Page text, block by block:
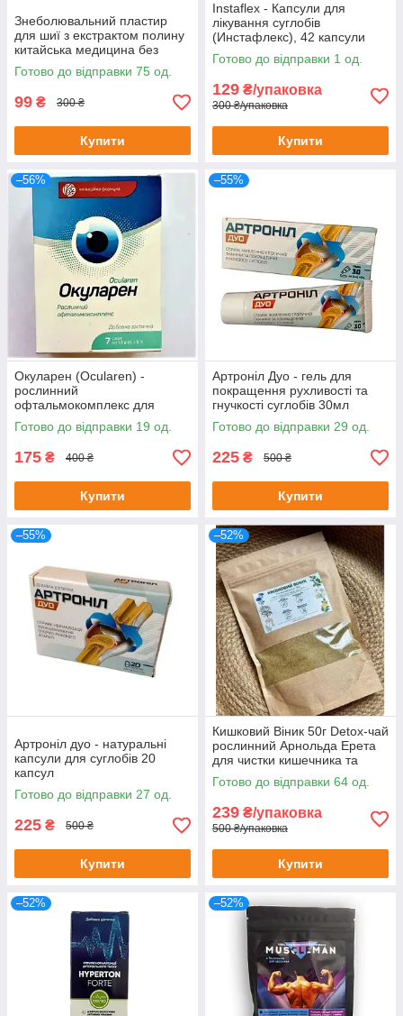
Знеболювальний пластир
для шиї з екстрактом полину
китайська медицина без
картонного паковання
Готово до відправки 75 од.
99 ₴ 300 ₴
Купити
Instaflex - Капсули для
лікування суглобів
(Инстафлекс), 42 капсули
Готово до відправки 1 од.
129 ₴/упаковка
300 ₴/упаковка
Купити
–56%
Окуларен (Ocularen) -
рослинний
офтальмокомплекс для
покращення зору, 7 саше
Готово до відправки 19 од.
175 ₴ 400 ₴
Купити
–55%
Артроніл Дуо - гель для
покращення рухливості та
гнучкості суглобів 30мл
Готово до відправки 29 од.
225 ₴ 500 ₴
Купити
–55%
Артроніл дуо - натуральні
капсули для суглобів 20
капсул
Готово до відправки 27 од.
225 ₴ 500 ₴
Купити
–52%
Кишковий Віник 50г Detox-чай
рослинний Арнольда Ерета
для чистки кишечника та
організму 50 г
Готово до відправки 64 од.
239 ₴/упаковка
500 ₴/упаковка
Купити
–52% –52%